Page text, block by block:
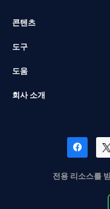
콘텐츠
도구
도움
회사 소개
전용 리소스를